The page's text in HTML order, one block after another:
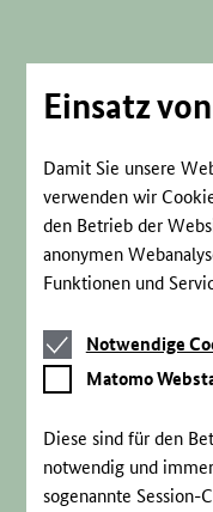
Einsatz
Damit Sie unsere
verwenden wir
den Betrieb der
anonymen
Funktionen und
Notwendige
Cookies
Notwendige
Matomo
Webstatistik
Matomo
Diese sind für den
notwendig und
sogenannte Session-